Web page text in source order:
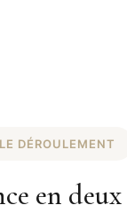
DÉROULEMENT
en